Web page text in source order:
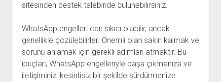
sitesinden destek talebinde bulunabilirsiniz.
WhatsApp engelleri can sıkıcı olabilir, ancak
genellikle çözülebilirler. Önemli olan sakin kalmak ve
sorunu anlamak için gerekli adımları atmaktır. Bu
ipuçları, WhatsApp engelleriyle başa çıkmanıza ve
iletişiminizi kesintisiz bir şekilde sürdürmenize